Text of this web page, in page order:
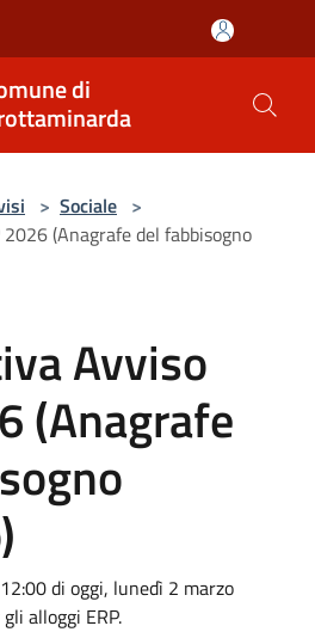
di
> Sociale >
(Anagrafe del fabbisogno
Avviso
(Anagrafe
di oggi, lunedì 2 marzo
alloggi ERP.